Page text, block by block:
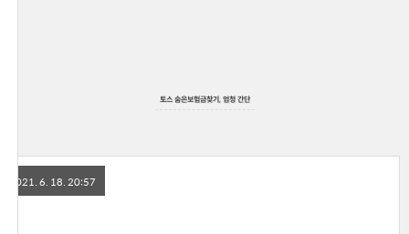
토스 숨은보험금찾기, 엄청 간단
2021. 6. 18. 20:57